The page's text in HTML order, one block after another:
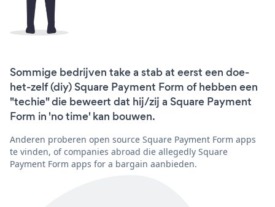
Sommige bedrijven take a stab at eerst een doe-
het-zelf (diy) Square Payment Form of hebben een
"techie" die beweert dat hij/zij a Square Payment
Form in 'no time' kan bouwen.
Anderen proberen open source Square Payment Form apps
te vinden, of companies abroad die allegedly Square
Payment Form apps for a bargain aanbieden.